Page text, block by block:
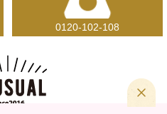
0120-102-108